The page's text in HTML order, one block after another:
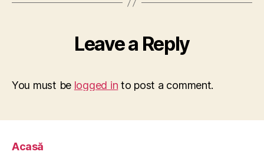
Leave a Reply
You must be logged in to post a comment.
Acasă